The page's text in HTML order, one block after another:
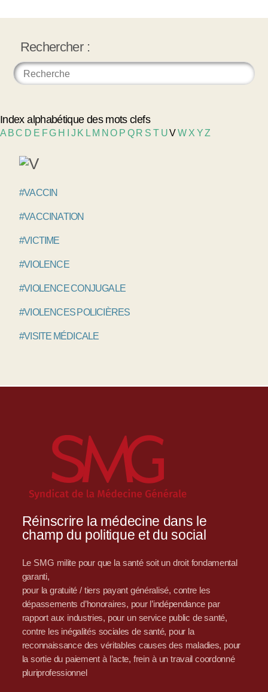
Rechercher :
Index alphabétique des mots clefs
A BC D E FG H J K L M NO P Q R S T UVW X YZ
#VACCIN
#VACCINATION
#VICTIME
#VIOLENCE
#VIOLENCE CONJUGALE
#VIOLENCES POLICIÈRES
#VISITE MÉDICALE
Réinscrire la médecine dans le
champ du politique et du social
Le SMG milite pour que la santé soit un droit fondamental
garanti,
pour la gratuité / tiers payant généralisé, contre les
dépassements d’honoraires, pour l’indépendance par
rapport aux industries, pour un service public de santé,
contre les inégalités sociales de santé, pour la
reconnaissance des véritables causes des maladies, pour
la sortie du paiement à l’acte, frein à un travail coordonné
pluriprofessionnel